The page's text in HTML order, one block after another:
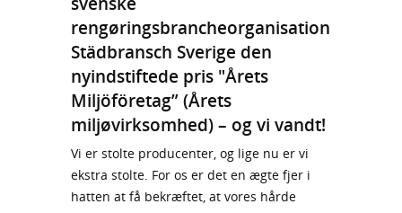
rengøringsbrancheorganisation
Städbransch Sverige den
nyindstiftede pris "Årets
Miljöföretag” (Årets
miljøvirksomhed) – og vi vandt!
Vi er stolte producenter, og lige nu er vi
ekstra stolte. For os er det en ægte fjer i
hatten at få bekræftet, at vores hårde